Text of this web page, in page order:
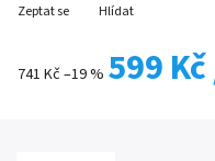
741 Kč–19 % 599 Kč
Zeptat se Hlídat